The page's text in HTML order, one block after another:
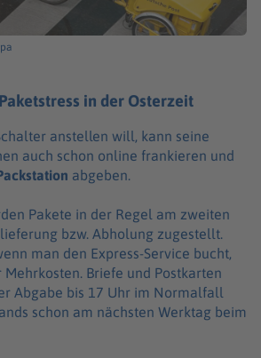
in der Osterzeit
anstellen will, kann seine
auch schon online frankieren und
abgeben.
Pakete in der Regel am zweiten
bzw. Abholung zugestellt.
man den Express-Service bucht,
Briefe und Postkarten
Abgabe bis 17 Uhr im Normalfall
schon am nächsten Werktag beim